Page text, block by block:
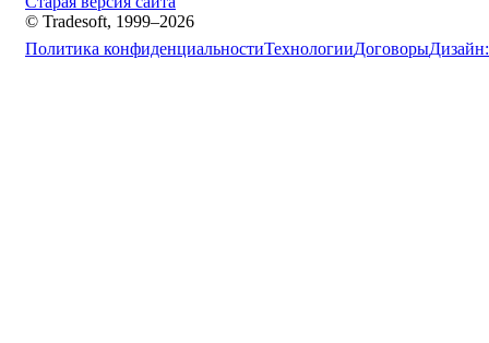
© Tradesoft, 1999–2026
Политика конфиденциальностиТехнологииДоговорыДизайн: